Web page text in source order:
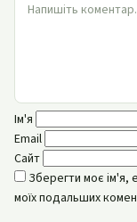
Ім'я
Email
Сайт
Зберегти моє ім'я,
моїх подальших